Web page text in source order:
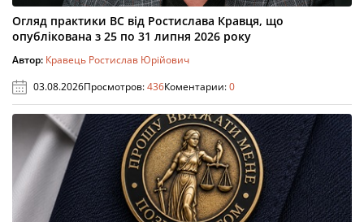
Огляд практики ВС від Ростислава Кравця, що
опублікована з 25 по 31 липня 2026 року
Автор: Кравець Ростислав Юрійович
03.08.2026Просмотров:436Коментарии:0